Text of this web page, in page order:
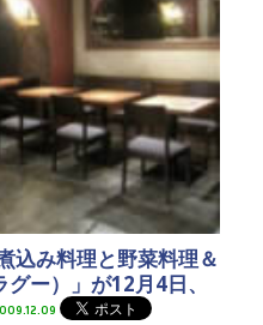
込み料理と野菜料理＆
ー）」が12月4日、